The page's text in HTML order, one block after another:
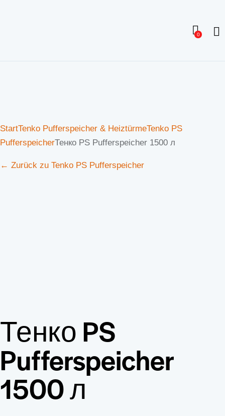
0
StartTenko Pufferspeicher & HeiztürmeTenko PS
PufferspeicherТенко PS Pufferspeicher 1500 л
← Zurück zu Tenko PS Pufferspeicher
Тенко PS
Pufferspeicher
1500 л